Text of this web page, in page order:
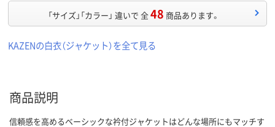
「サイズ」「カラー」 違いで 全48 商品あります。
KAZENの白衣（ジャケット）を全て見る
商品説明
信頼感を高めるベーシックな衿付ジャケットはどんな場所にもマッチす